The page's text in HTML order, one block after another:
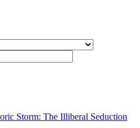
Storm: The Illiberal Seduction